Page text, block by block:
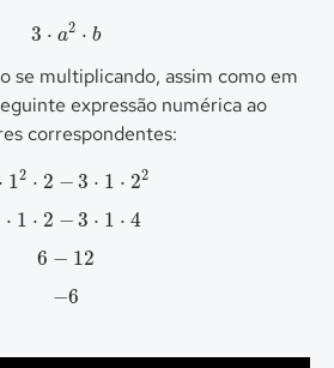
3 ⋅ a2 ⋅ b
3 2 b
se multiplicando, assim como em
expressão numérica ao
correspondentes:
⋅ 12 ⋅ 2 − 3 ⋅ 1 ⋅ 22
3⋅ ⋅2 3⋅ 2
⋅ 1 ⋅ 2 − 3 ⋅ 1 ⋅ 4
3 ⋅2 3⋅ 4
6 − 12
6 12
−6
6